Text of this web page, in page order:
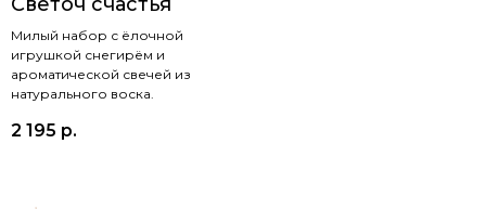
Светоч счастья
Милый набор с ёлочной
игрушкой снегирём и
ароматической свечей из
натурального воска.
2 195 р.